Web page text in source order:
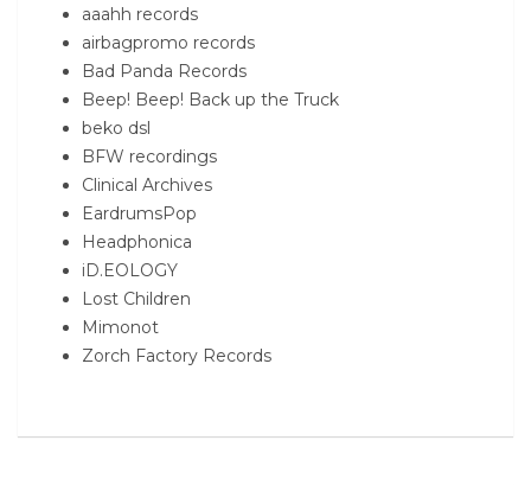
aaahh records
airbagpromo records
Bad Panda Records
Beep! Beep! Back up the Truck
beko dsl
BFW recordings
Clinical Archives
EardrumsPop
Headphonica
iD.EOLOGY
Lost Children
Mimonot
Zorch Factory Records